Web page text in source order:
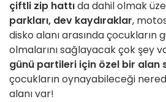
çiftli zip hattıda dahil olmak
parkları, dev kaydıraklar,
disko alanı arasında çocukların
olmalarını sağlayacak çok şey
günü partileri için özel bir alan
çocukların oynayabileceği
alanı var!